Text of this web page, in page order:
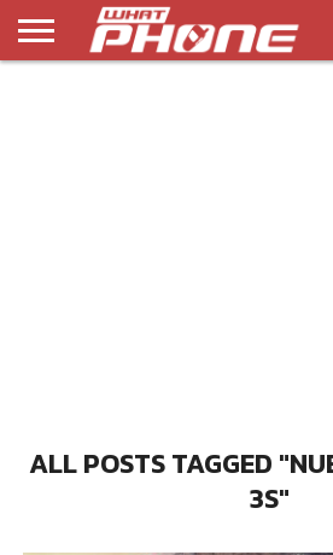
ALL POSTS TAGGED
3S"